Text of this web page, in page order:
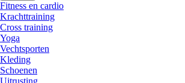
Fitness en cardio
Krachttraining
Cross training
Yoga
Vechtsporten
Kleding
Schoenen